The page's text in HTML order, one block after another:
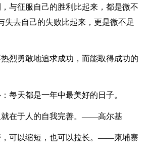
与征服自己的胜利比起来，都是微不
失去自己的失败比起来，更是微不足
烈勇敢地追求成功，而能取得成功的
每天都是一年中最美好的日子。
就在于人的自我完善。——高尔基
，可以缩短，也可以拉长。——柬埔寨